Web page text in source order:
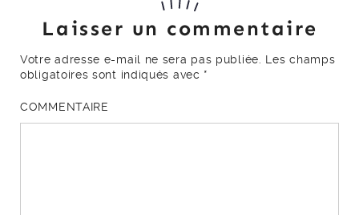
Laisser un commentaire
Votre adresse e-mail ne sera pas publiée.
Les champs
obligatoires sont indiqués avec *
COMMENTAIRE